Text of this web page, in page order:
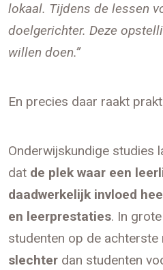
lokaal. Tijdens de lessen
doelgerichter. Deze
willen doen.”
En precies daar raakt
Onderwijskundige studies
dat de plek waar een
daadwerkelijk invloed
en leerprestaties. In
studenten op de achterste
slechter dan studenten